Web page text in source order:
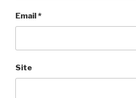
Email*
Site